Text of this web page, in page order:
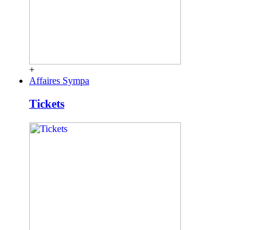
+
Affaires Sympa
Tickets